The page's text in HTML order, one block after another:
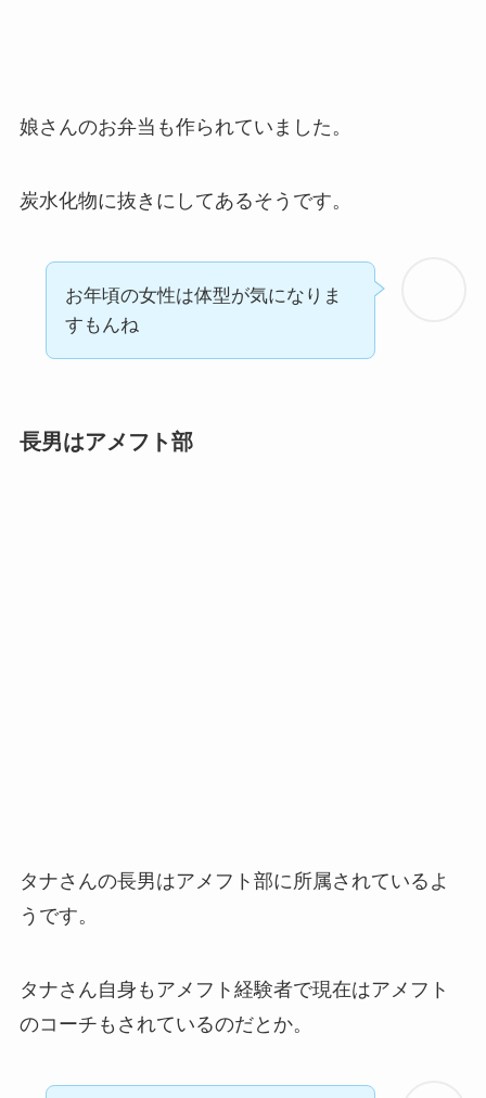
娘さんのお弁当も作られていました。
炭水化物に抜きにしてあるそうです。
お年頃の女性は体型が気になりま
すもんね
長男はアメフト部
タナさんの長男はアメフト部に所属されているよ
うです。
タナさん自身もアメフト経験者で現在はアメフト
のコーチもされているのだとか。